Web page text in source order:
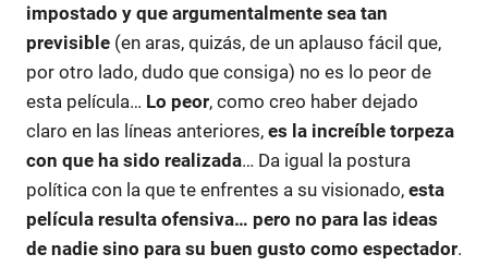
impostado y que argumentalmente sea tan
previsible (en aras, quizás, de un aplauso fácil que,
por otro lado, dudo que consiga) no es lo peor de
esta película… Lo peor, como creo haber dejado
claro en las líneas anteriores, es la increíble torpeza
con que ha sido realizada… Da igual la postura
política con la que te enfrentes a su visionado, esta
película resulta ofensiva… pero no para las ideas
de nadie sino para su buen gusto como espectador.